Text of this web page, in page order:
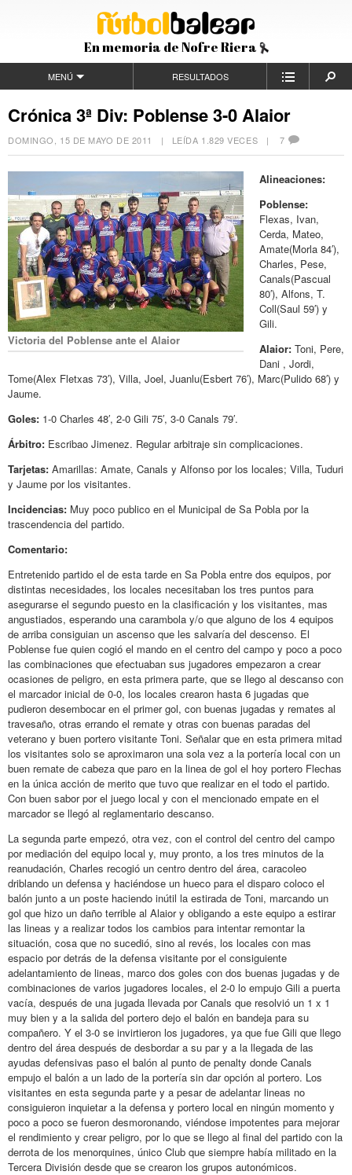
En memoria de Nofre Riera
MENÚ RESULTADOS
Crónica 3ª Div: Poblense 3-0 Alaior
DOMINGO, 15 DE MAYO DE 2011 | LEÍDA 1.829 VECES |7
Victoria del Poblense ante el Alaior
Alineaciones:
Poblense:
Flexas, Ivan,
Cerda, Mateo,
Amate(Morla 84′),
Charles, Pese,
Canals(Pascual
80′), Alfons, T.
Coll(Saul 59′) y
Gili.
Alaior: Toni, Pere,
Dani , Jordi,
Tome(Alex Fletxas 73′), Villa, Joel, Juanlu(Esbert 76′), Marc(Pulido 68′) y
Jaume.
Goles: 1-0 Charles 48′, 2-0 Gili 75′, 3-0 Canals 79′.
Árbitro: Escribao Jimenez. Regular arbitraje sin complicaciones.
Tarjetas: Amarillas: Amate, Canals y Alfonso por los locales; Villa, Tuduri
y Jaume por los visitantes.
Incidencias: Muy poco publico en el Municipal de Sa Pobla por la
trascendencia del partido.
Comentario:
Entretenido partido el de esta tarde en Sa Pobla entre dos equipos, por
distintas necesidades, los locales necesitaban los tres puntos para
asegurarse el segundo puesto en la clasificación y los visitantes, mas
angustiados, esperando una carambola y/o que alguno de los 4 equipos
de arriba consiguian un ascenso que les salvaría del descenso. El
Poblense fue quien cogió el mando en el centro del campo y poco a poco
las combinaciones que efectuaban sus jugadores empezaron a crear
ocasiones de peligro, en esta primera parte, que se llego al descanso con
el marcador inicial de 0-0, los locales crearon hasta 6 jugadas que
pudieron desembocar en el primer gol, con buenas jugadas y remates al
travesaño, otras errando el remate y otras con buenas paradas del
veterano y buen portero visitante Toni. Señalar que en esta primera mitad
los visitantes solo se aproximaron una sola vez a la portería local con un
buen remate de cabeza que paro en la linea de gol el hoy portero Flechas
en la única acción de merito que tuvo que realizar en el todo el partido.
Con buen sabor por el juego local y con el mencionado empate en el
marcador se llegó al reglamentario descanso.
La segunda parte empezó, otra vez, con el control del centro del campo
por mediación del equipo local y, muy pronto, a los tres minutos de la
reanudación, Charles recogió un centro dentro del área, caracoleo
driblando un defensa y haciéndose un hueco para el disparo coloco el
balón junto a un poste haciendo inútil la estirada de Toni, marcando un
gol que hizo un daño terrible al Alaior y obligando a este equipo a estirar
las lineas y a realizar todos los cambios para intentar remontar la
situación, cosa que no sucedió, sino al revés, los locales con mas
espacio por detrás de la defensa visitante por el consiguiente
adelantamiento de lineas, marco dos goles con dos buenas jugadas y de
combinaciones de varios jugadores locales, el 2-0 lo empujo Gili a puerta
vacía, después de una jugada llevada por Canals que resolvió un 1 x 1
muy bien y a la salida del portero dejo el balón en bandeja para su
compañero. Y el 3-0 se invirtieron los jugadores, ya que fue Gili que llego
dentro del área después de desbordar a su par y a la llegada de las
ayudas defensivas paso el balón al punto de penalty donde Canals
empujo el balón a un lado de la portería sin dar opción al portero. Los
visitantes en esta segunda parte y a pesar de adelantar lineas no
consiguieron inquietar a la defensa y portero local en ningún momento y
poco a poco se fueron desmoronando, viéndose impotentes para mejorar
el rendimiento y crear peligro, por lo que se llego al final del partido con la
derrota de los menorquines, único Club que siempre había militado en la
Tercera División desde que se crearon los grupos autonómicos.